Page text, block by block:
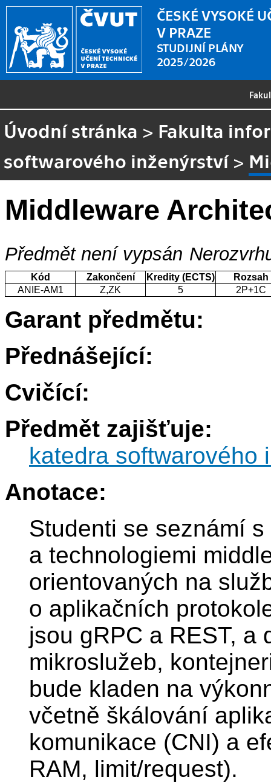
ČESKÉ VYSOKÉ
V PRAZE
STUDIJNÍ PLÁNY
2025/2026
Úvodní stránka > Fakulta
softwarového inženýrství>
Middleware
Předmět není vypsán
Kód Zakončení Kredity (ECTS)
Rozsah
ANIE-AM1
Z,ZK 5 2P+1C
Garant předmětu:
Přednášející:
Cvičící:
Předmět zajišťuje:
katedra softwarového
Anotace:
Studenti se seznámí
a technologiemi
orientovaných na
o aplikačních
jsou gRPC a REST, a
mikroslužeb,
bude kladen na
včetně škálování
komunikace (CNI) a
RAM, limit/request).